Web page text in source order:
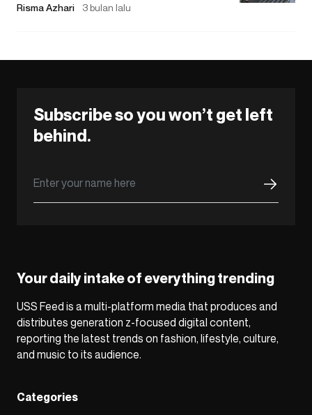
Risma Azhari 3 bulan lalu
Subscribe so you won’t get left
behind.
Your daily intake of everything trending
USS Feed is a multi-platform media that produces and
distributes generation z-focused digital content,
reporting the latest trends on fashion, lifestyle, culture,
and music to its audience.
Categories